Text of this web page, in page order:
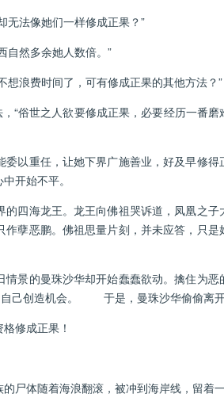
法像她们一样修成正果？”
然多余她人数倍。”
浪费时间了，可有修成正果的其他方法？”
世之人欲要修成正果，必要经历一番磨
重任，让她下界广施善业，好及早修得
开始不平。
海龙王。龙王向佛祖哭诉道，凤凰之子
孽恶鹏。佛祖思量片刻，并未应答，只
景的曼珠沙华却开始蠢蠢欲动。擒住为恶
自己创造机会。 于是，曼珠沙华偷偷离开
修成正果！
体随着海浪翻滚，被冲到海岸线，留着一